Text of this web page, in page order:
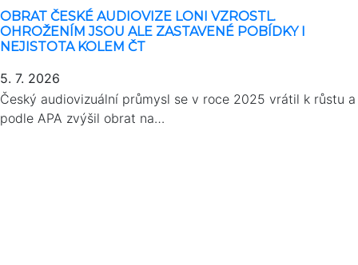
OBRAT ČESKÉ AUDIOVIZE LONI VZROSTL.
OHROŽENÍM JSOU ALE ZASTAVENÉ POBÍDKY I
NEJISTOTA KOLEM ČT
5. 7. 2026
Český audiovizuální průmysl se v roce 2025 vrátil k růstu a
podle APA zvýšil obrat na…